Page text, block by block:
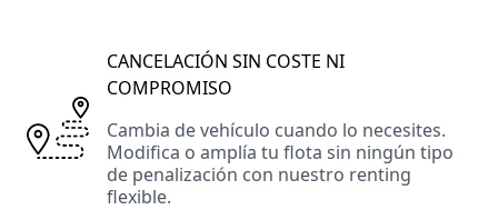
CANCELACIÓN SIN COSTE NI
COMPROMISO
Cambia de vehículo cuando lo necesites.
Modifica o amplía tu flota sin ningún tipo
de penalización con nuestro renting
flexible.